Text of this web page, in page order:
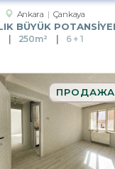
Ankara Çankaya
250m² 6 + 1
ПРОДАЖА